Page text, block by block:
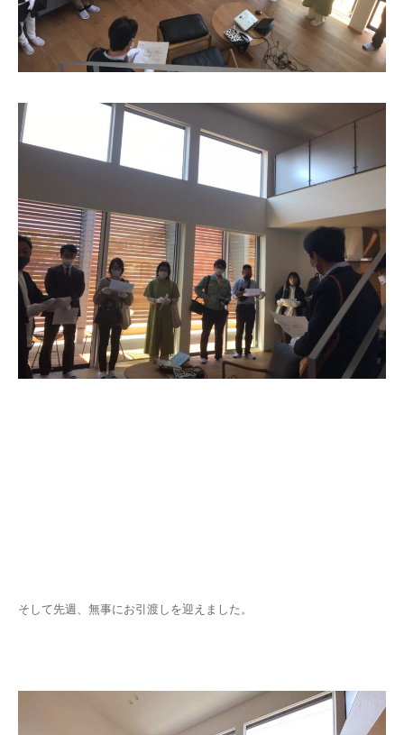
そして先週、無事にお引渡しを迎えました。